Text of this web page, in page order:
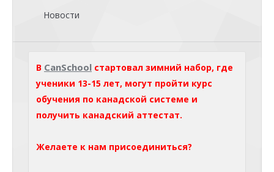
Новости
В CanSchool стартовал зимний набор, где
ученики 13-15 лет, могут пройти курс
обучения по канадской системе и
получить канадский аттестат.
Желаете к нам присоединиться?